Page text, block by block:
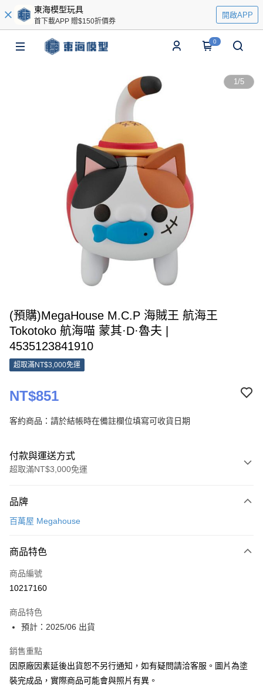
東海模型玩具
首下載APP 贈$150折價券
開啟APP
0
1/5
(預購)MegaHouse M.C.P 海賊王 航海王
Tokotoko 航海喵 蒙其·D·魯夫 |
4535123841910
超取滿NT$3,000免運
NT$851
客約商品：請於結帳時在備註欄位填寫可收貨日期
付款與運送方式
超取滿NT$3,000免運
信用卡一次付款
Apple Pay
Google Pay
大哥付你分期
相關說明
【大哥付你分期使用說明】
1.本服務由台灣大哥大提供，台灣大哥大用戶可立即使用無須另外申請。
2.付款方式選擇「大哥付你分期」，訂單成立後會自動跳轉到大哥付的交易
流程，驗證手機門號後，選擇欲分期的期數、繳款截止日，確認付款後即完
ATM付款
運送方式
品牌
百萬屋 Megahouse
商品特色
商品編號
10217160
商品特色
預計：2025/06 出貨
銷售重點
因原廠因素延後出貨恕不另行通知，如有疑問請洽客服。圖片為塗
裝完成品，實際商品可能會與照片有異。